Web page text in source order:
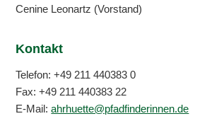
Cenine Leonartz (Vorstand)
Kontakt
Telefon: +49 211 440383 0
Fax: +49 211 440383 22
E-Mail:ahrhuette@pfadfinderinnen.de